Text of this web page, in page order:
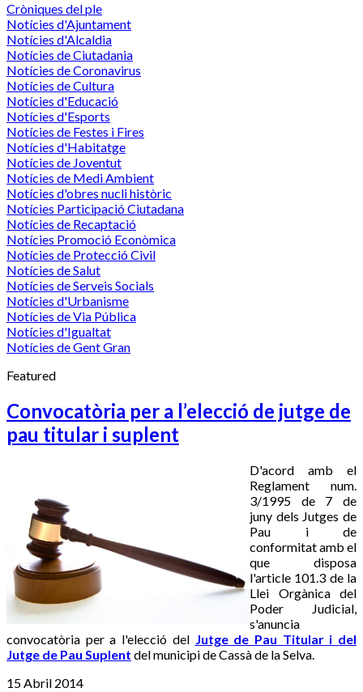
Cròniques del ple
Notícies d'Ajuntament
Notícies d'Alcaldia
Notícies de Ciutadania
Notícies de Coronavirus
Notícies de Cultura
Notícies d'Educació
Notícies d'Esports
Notícies de Festes i Fires
Notícies d'Habitatge
Notícies de Joventut
Notícies de Medi Ambient
Notícies d'obres nucli històric
Notícies Participació Ciutadana
Notícies de Recaptació
Notícies Promoció Econòmica
Notícies de Protecció Civil
Notícies de Salut
Notícies de Serveis Socials
Notícies d'Urbanisme
Notícies de Via Pública
Notícies d'Igualtat
Notícies de Gent Gran
Featured
Convocatòria per a l’elecció de jutge de
pau titular i suplent
D'acord amb el
Reglament num.
3/1995 de 7 de
juny dels Jutges de
Pau i de
conformitat amb el
que disposa
l'article 101.3 de la
Llei Orgànica del
Poder Judicial,
s'anuncia
convocatòria per a l'elecció del Jutge de Pau Titular i del
Jutge de Pau Suplent del municipi de Cassà de la Selva.
15 Abril 2014